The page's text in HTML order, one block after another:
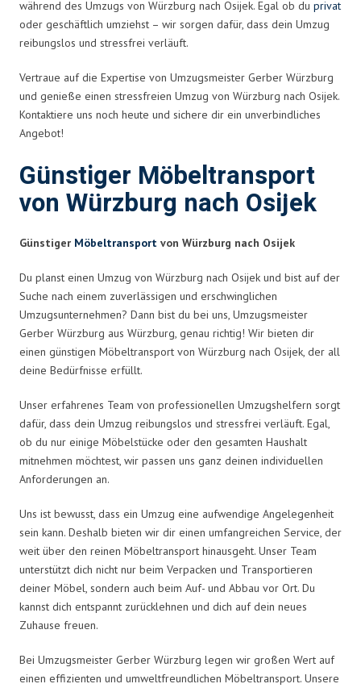
während des Umzugs von Würzburg nach Osijek. Egal ob du privat
oder geschäftlich umziehst – wir sorgen dafür, dass dein Umzug
reibungslos und stressfrei verläuft.
Vertraue auf die Expertise von Umzugsmeister Gerber Würzburg
und genieße einen stressfreien Umzug von Würzburg nach Osijek.
Kontaktiere uns noch heute und sichere dir ein unverbindliches
Angebot!
Günstiger Möbeltransport
von Würzburg nach Osijek
Günstiger Möbeltransport von Würzburg nach Osijek
Du planst einen Umzug von Würzburg nach Osijek und bist auf der
Suche nach einem zuverlässigen und erschwinglichen
Umzugsunternehmen? Dann bist du bei uns, Umzugsmeister
Gerber Würzburg aus Würzburg, genau richtig! Wir bieten dir
einen günstigen Möbeltransport von Würzburg nach Osijek, der all
deine Bedürfnisse erfüllt.
Unser erfahrenes Team von professionellen Umzugshelfern sorgt
dafür, dass dein Umzug reibungslos und stressfrei verläuft. Egal,
ob du nur einige Möbelstücke oder den gesamten Haushalt
mitnehmen möchtest, wir passen uns ganz deinen individuellen
Anforderungen an.
Uns ist bewusst, dass ein Umzug eine aufwendige Angelegenheit
sein kann. Deshalb bieten wir dir einen umfangreichen Service, der
weit über den reinen Möbeltransport hinausgeht. Unser Team
unterstützt dich nicht nur beim Verpacken und Transportieren
deiner Möbel, sondern auch beim Auf- und Abbau vor Ort. Du
kannst dich entspannt zurücklehnen und dich auf dein neues
Zuhause freuen.
Bei Umzugsmeister Gerber Würzburg legen wir großen Wert auf
einen effizienten und umweltfreundlichen Möbeltransport. Unsere